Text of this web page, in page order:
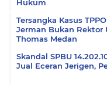
Hukum
Tersangka Kasus
Jerman Bukan Rektor
Thomas Medan
Skandal SPBU
Jual Eceran Jerigen,